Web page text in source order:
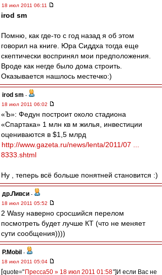
18 июл 2011 06:11
irod sm
Помню, как где-то с год назад я об этом
говорил на книге. Юра Сиддха тогда еще
скептически воспринял мои предположения.
Вроде как негде было дома строить.
Оказывается нашлось местечко:)
irod sm -
18 июл 2011 06:02
«Ъ»: Федун построит около стадиона
«Спартака» 1 млн кв м жилья, инвестиции
оцениваются в $1,5 млрд
http://www.gazeta.ru/news/lenta/2011/07 ...
8333.shtml
Ну , теперь всё больше понятней становится :)
др.Ливси -
18 июл 2011 05:52
2 Wasy наверно сросшийся перелом
посмотреть будет лучше КТ (что не меняет
сути сообщения))))
P.Mobil -
18 июл 2011 05:04
[quote=" Пресса50 » 18 июл 2011 01:58"]И если Вас не